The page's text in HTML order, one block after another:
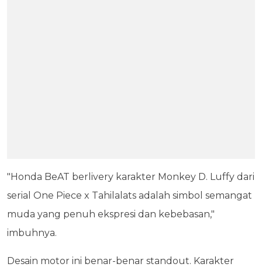
"Honda BeAT berlivery karakter Monkey D. Luffy dari
serial One Piece x Tahilalats adalah simbol semangat
muda yang penuh ekspresi dan kebebasan,"
imbuhnya.
Desain motor ini benar-benar standout. Karakter